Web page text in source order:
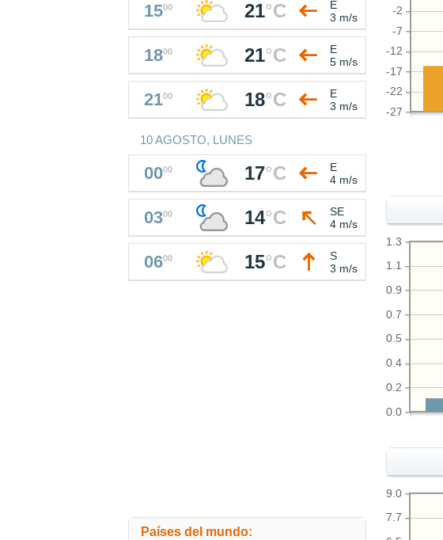
-27
-22
-17
-12
-7
-2
0.0
0.2
0.4
0.5
0.7
0.9
1.1
1.3
7.7
9.0
1500 21°C
E
3 m/s
1800 21°C
E
5 m/s
2100 18°C
E
3 m/s
10 AGOSTO, LUNES
0000 17°C
E
4 m/s
0300 14°C
SE
4 m/s
0600 15°C
S
3 m/s
Países del mundo: